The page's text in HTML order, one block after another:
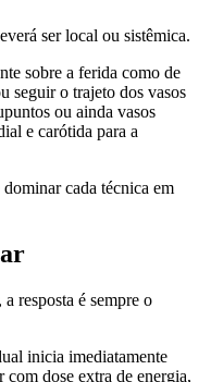
ser local ou sistêmica.
sobre a ferida como de
seguir o trajeto dos vasos
ou ainda vasos
e carótida para a
cada técnica em
resposta é sempre o
inicia imediatamente
com dose extra de energia,